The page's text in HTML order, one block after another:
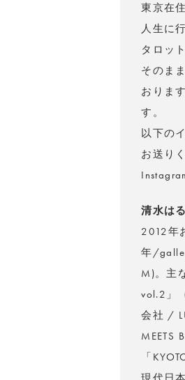
東京在
人生に
タロッ
そのま
おりま
す。
以下の
お送り
清水は
2012年
年/
M)。主
vol.2」
会社 /
MEETS
「